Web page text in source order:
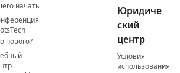
начать
нового?
Юридиче
ский
центр
Условия
использования